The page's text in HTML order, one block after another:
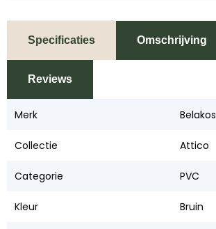
Specificaties Omschrijving
Reviews
Merk Belakos
Collectie Attico
Categorie PVC
Kleur Bruin